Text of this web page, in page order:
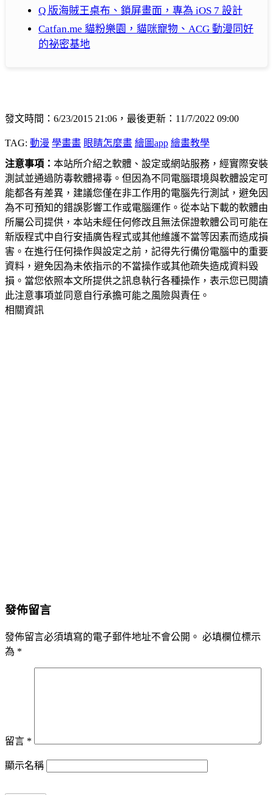
Q 版海賊王桌布、鎖屏畫面，專為 iOS 7 設計
Catfan.me 貓粉樂園，貓咪寵物、ACG 動漫同好
的祕密基地
發文時間：6/23/2015 21:06，最後更新：11/7/2022 09:00
TAG: 動漫 學畫畫 眼睛怎麼畫 繪圖app 繪畫教學
注意事項： 本站所介紹之軟體、設定或網站服務，經實際安裝
測試並通過防毒軟體掃毒。但因為不同電腦環境與軟體設定可
能都各有差異，建議您僅在非工作用的電腦先行測試，避免因
為不可預知的錯誤影響工作或電腦運作。從本站下載的軟體由
所屬公司提供，本站未經任何修改且無法保證軟體公司可能在
新版程式中自行安插廣告程式或其他維護不當等因素而造成損
害。在進行任何操作與設定之前，記得先行備份電腦中的重要
資料，避免因為未依指示的不當操作或其他疏失造成資料毀
損。當您依照本文所提供之訊息執行各種操作，表示您已閱讀
此注意事項並同意自行承擔可能之風險與責任。
相關資訊
發佈留言
發佈留言必須填寫的電子郵件地址不會公開。 必填欄位標示
為 *
留言 *
顯示名稱